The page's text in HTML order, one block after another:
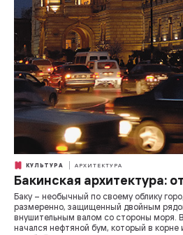
КУЛЬТУРА АРХИТЕКТУРА
Бакинская архитектура:
Баку – необычный по своему облику
размеренно, защищенный двойным
внушительным валом со стороны моря.
начался нефтяной бум, который в корне